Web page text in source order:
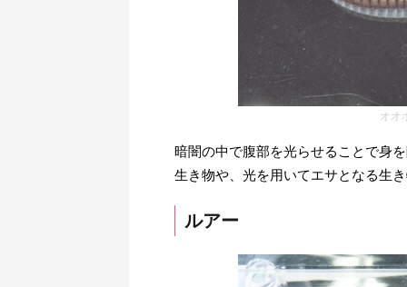
オオ
暗闇の中で腹部を光らせることで身
生き物や、光を用いてエサとなる生
ルアー